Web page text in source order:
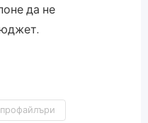
да не
профайлъри